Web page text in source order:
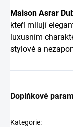
Maison Asrar
kteří milují
luxusním
stylově a
Doplňkové
Kategorie: